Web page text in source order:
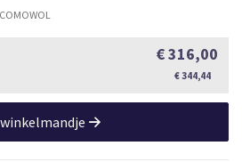
€ 316,00
€ 344,44